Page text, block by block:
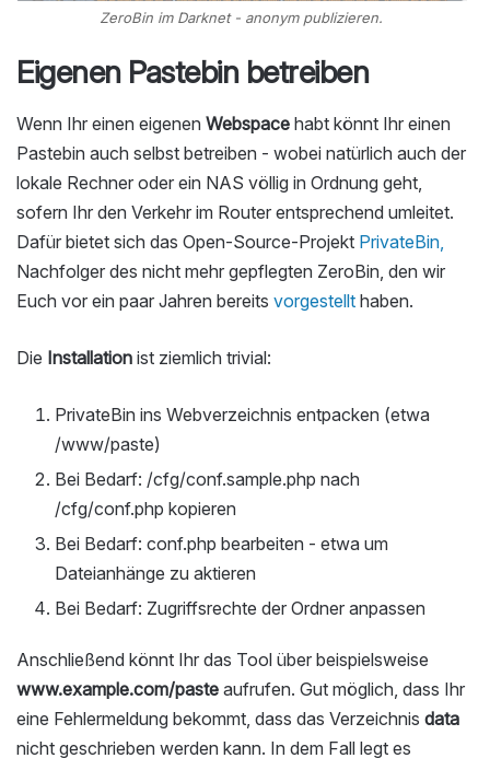
ZeroBin im Darknet - anonym publizieren.
Eigenen Pastebin betreiben
Wenn Ihr einen eigenen Webspace habt könnt Ihr einen
Pastebin auch selbst betreiben - wobei natürlich auch der
lokale Rechner oder ein NAS völlig in Ordnung geht,
sofern Ihr den Verkehr im Router entsprechend umleitet.
Dafür bietet sich das Open-Source-Projekt PrivateBin,
Nachfolger des nicht mehr gepflegten ZeroBin, den wir
Euch vor ein paar Jahren bereits vorgestellt haben.
Die Installation ist ziemlich trivial:
PrivateBin ins Webverzeichnis entpacken (etwa
/www/paste)
Bei Bedarf: /cfg/conf.sample.php nach
/cfg/conf.php kopieren
Bei Bedarf: conf.php bearbeiten - etwa um
Dateianhänge zu aktieren
Bei Bedarf: Zugriffsrechte der Ordner anpassen
Anschließend könnt Ihr das Tool über beispielsweise
www.example.com/paste aufrufen. Gut möglich, dass Ihr
eine Fehlermeldung bekommt, dass das Verzeichnis data
nicht geschrieben werden kann. In dem Fall legt es